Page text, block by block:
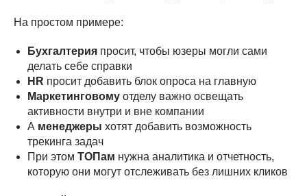
На простом примере:
Бухгалтерия просит, чтобы юзеры могли сами
делать себе справки
HR просит добавить блок опроса на главную
Маркетинговому отделу важно освещать
активности внутри и вне компании
А менеджеры хотят добавить возможность
трекинга задач
При этом ТОПам нужна аналитика и отчетность,
которую они могут отслеживать без лишних кликов